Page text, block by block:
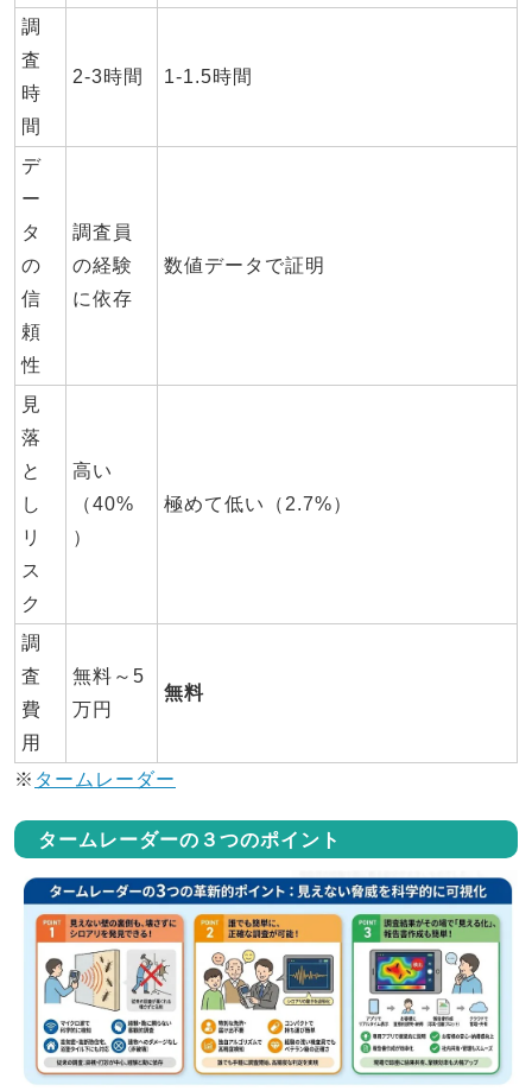
調
査
時
間
2-3時間 1-1.5時間
デ
ー
タ
の
信
頼
性
調査員
の経験
に依存
数値データで証明
見
落
と
し
リ
ス
ク
高い
（40%
）
極めて低い（2.7%）
調
査
費
用
無料～5
万円
無料
※ タームレーダー
タームレーダーの３つのポイント